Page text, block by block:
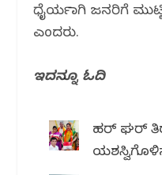
ಧೈರ್ಯವಾಗಿ ಜನರಿಗೆ
ಎಂದರು.
ಇದನ್ನೂ ಓದಿ
ಹರ್ ಘರ್